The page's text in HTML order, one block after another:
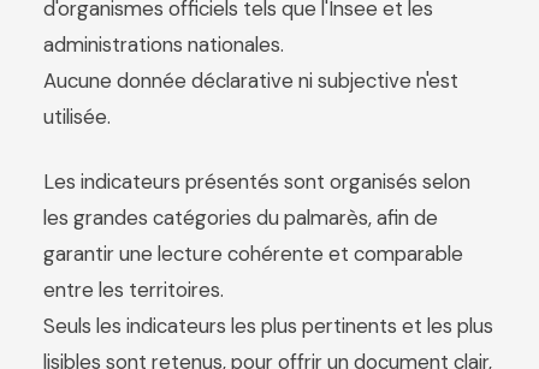
d'organismes officiels tels que l'Insee et les
administrations nationales.
Aucune donnée déclarative ni subjective n'est
utilisée.
Les indicateurs présentés sont organisés selon
les grandes catégories du palmarès, afin de
garantir une lecture cohérente et comparable
entre les territoires.
Seuls les indicateurs les plus pertinents et les plus
lisibles sont retenus, pour offrir un document clair,